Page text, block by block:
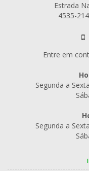
Estrada
4535-
Entre em
Segunda a
Segunda a